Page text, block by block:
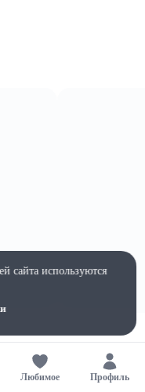
Любимое Профиль
сайта используются